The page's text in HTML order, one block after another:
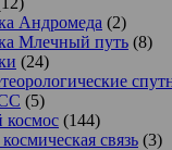
Андромеда (2)
Млечный путь (8)
(24)
(5)
космос (144)
связь (3)